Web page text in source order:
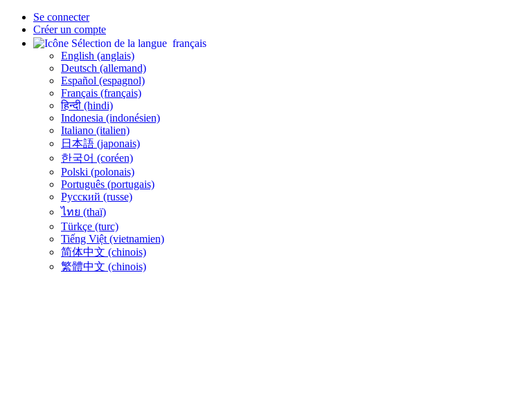
Se connecter
Créer un compte
français
English (anglais)
Deutsch (allemand)
Español (espagnol)
Français (français)
हिन्दी (hindi)
Indonesia (indonésien)
Italiano (italien)
日本語 (japonais)
한국어 (coréen)
Polski (polonais)
Português (portugais)
Русский (russe)
ไทย (thaï)
Türkçe (turc)
Tiếng Việt (vietnamien)
简体中文 (chinois)
繁體中文 (chinois)